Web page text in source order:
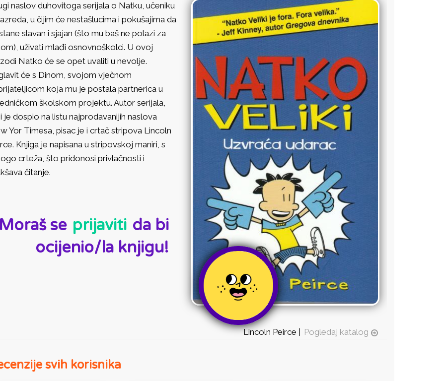
naslov duhovitoga serijala o Natku, učeniku
u čijim će nestašlucima i pokušajima da
slavan i sjajan (što mu baš ne polazi za
uživati mlađi osnovnoškolci. U ovoj
Natko će se opet uvaliti u nevolje.
će s Dinom, svojom vječnom
koja mu je postala partnerica u
školskom projektu. Autor serijala,
je dospio na listu najprodavanijih naslova
Yor Timesa, pisac je i crtač stripova Lincoln
Knjiga je napisana u stripovskoj maniri, s
crteža, što pridonosi privlačnosti i
čitanje.
se prijaviti da bi
ocijenio/la knjigu!
Lincoln Peirce | Pogledaj katalog
svih korisnika